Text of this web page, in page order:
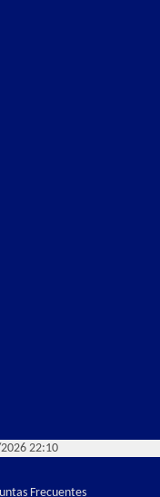
22:10
Frecuentes